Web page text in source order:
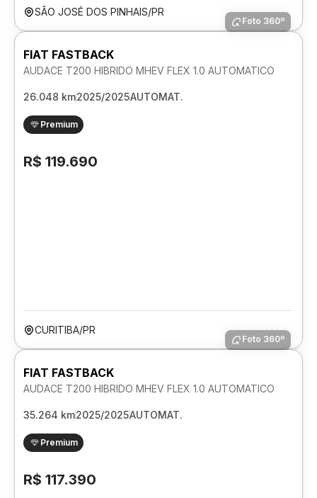
SÃO JOSÉ DOS PINHAIS/PR
Foto 360º
FIAT FASTBACK
AUDACE T200 HIBRIDO MHEV FLEX 1.0 AUTOMATICO
26.048 km2025/2025AUTOMAT.
Premium
R$ 119.690
CURITIBA/PR
Foto 360º
FIAT FASTBACK
AUDACE T200 HIBRIDO MHEV FLEX 1.0 AUTOMATICO
35.264 km2025/2025AUTOMAT.
Premium
R$ 117.390